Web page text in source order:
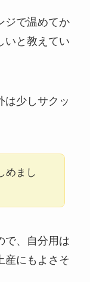
ジで温めてか
いと教えてい
は少しサクッ
めまし
で、自分用は
産にもよさそ